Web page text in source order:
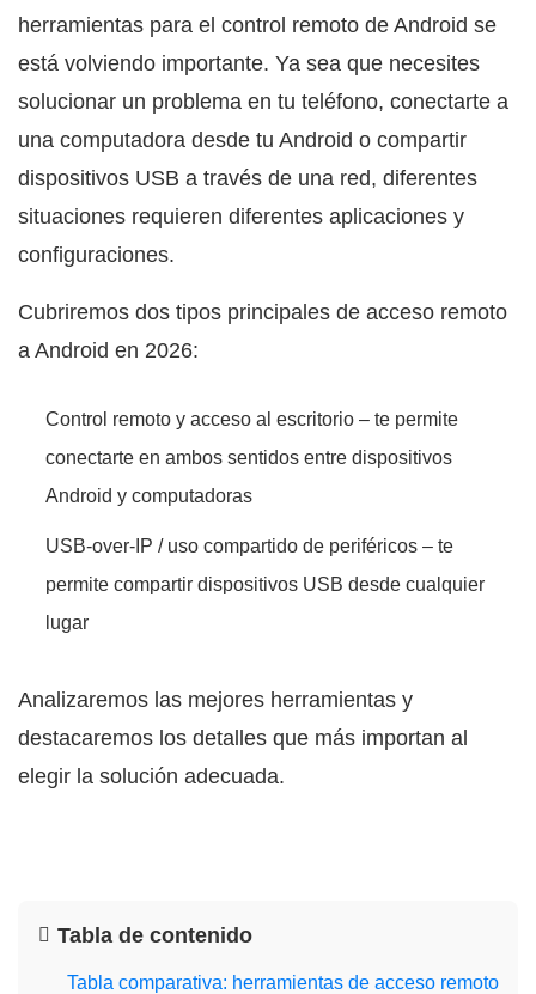
herramientas para el control remoto de Android se
está volviendo importante. Ya sea que necesites
solucionar un problema en tu teléfono, conectarte a
una computadora desde tu Android o compartir
dispositivos USB a través de una red, diferentes
situaciones requieren diferentes aplicaciones y
configuraciones.
Cubriremos dos tipos principales de acceso remoto
a Android en 2026:
Control remoto y acceso al escritorio – te permite
conectarte en ambos sentidos entre dispositivos
Android y computadoras
USB-over-IP / uso compartido de periféricos – te
permite compartir dispositivos USB desde cualquier
lugar
Analizaremos las mejores herramientas y
destacaremos los detalles que más importan al
elegir la solución adecuada.
Tabla de contenido
Tabla comparativa: herramientas de acceso remoto